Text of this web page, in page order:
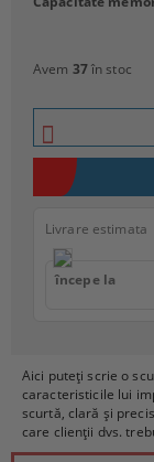
Aici puteți scrie o
caracteristicile lui
scurtă, clară și
care clienții dvs.
Avem 37în stoc
Livrare estimata
începe la